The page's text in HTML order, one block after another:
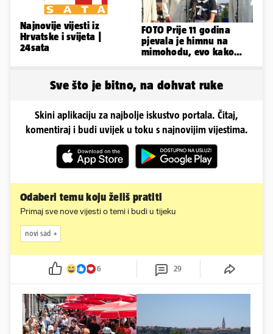
Najnovije vijesti iz
Hrvatske i svijeta |
24sata
FOTO Prije 11 godina
pjevala je himnu na
mimohodu, evo kako
Sve što je bitno, na dohvat ruke
Skini aplikaciju za najbolje iskustvo portala. Čitaj,
komentiraj i budi uvijek u toku s najnovijim vijestima.
Odaberi temu koju želiš pratiti
Primaj sve nove vijesti o temi i budi u tijeku
novi sad
6 29